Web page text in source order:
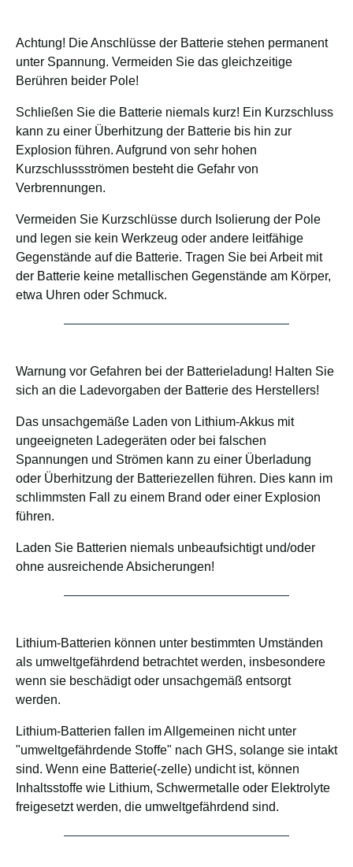
Achtung! Die Anschlüsse der Batterie stehen permanent
unter Spannung. Vermeiden Sie das gleichzeitige
Berühren beider Pole!
Schließen Sie die Batterie niemals kurz! Ein Kurzschluss
kann zu einer Überhitzung der Batterie bis hin zur
Explosion führen. Aufgrund von sehr hohen
Kurzschlussströmen besteht die Gefahr von
Verbrennungen.
Vermeiden Sie Kurzschlüsse durch Isolierung der Pole
und legen sie kein Werkzeug oder andere leitfähige
Gegenstände auf die Batterie. Tragen Sie bei Arbeit mit
der Batterie keine metallischen Gegenstände am Körper,
etwa Uhren oder Schmuck.
Warnung vor Gefahren bei der Batterieladung! Halten Sie
sich an die Ladevorgaben der Batterie des Herstellers!
Das unsachgemäße Laden von Lithium-Akkus mit
ungeeigneten Ladegeräten oder bei falschen
Spannungen und Strömen kann zu einer Überladung
oder Überhitzung der Batteriezellen führen. Dies kann im
schlimmsten Fall zu einem Brand oder einer Explosion
führen.
Laden Sie Batterien niemals unbeaufsichtigt und/oder
ohne ausreichende Absicherungen!
Lithium-Batterien können unter bestimmten Umständen
als umweltgefährdend betrachtet werden, insbesondere
wenn sie beschädigt oder unsachgemäß entsorgt
werden.
Lithium-Batterien fallen im Allgemeinen nicht unter
"umweltgefährdende Stoffe" nach GHS, solange sie intakt
sind. Wenn eine Batterie(-zelle) undicht ist, können
Inhaltsstoffe wie Lithium, Schwermetalle oder Elektrolyte
freigesetzt werden, die umweltgefährdend sind.